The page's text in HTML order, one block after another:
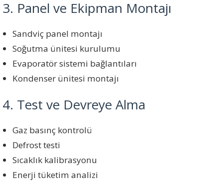
3. Panel ve Ekipman Montajı
Sandviç panel montajı
Soğutma ünitesi kurulumu
Evaporatör sistemi bağlantıları
Kondenser ünitesi montajı
4. Test ve Devreye Alma
Gaz basınç kontrolü
Defrost testi
Sıcaklık kalibrasyonu
Enerji tüketim analizi